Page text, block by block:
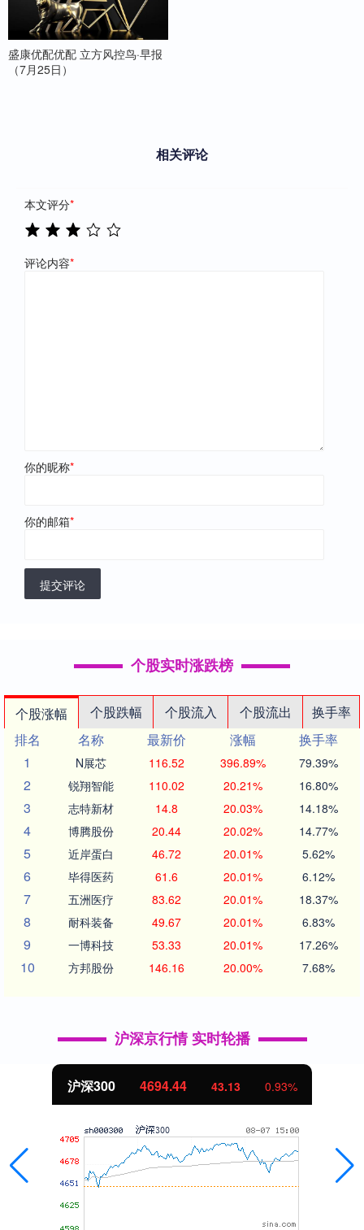
盛康优配优配 立方风控鸟·早报
（7月25日）
相关评论
本文评分*
评论内容*
你的昵称*
你的邮箱*
提交评论
个股实时涨跌榜
个股涨幅 个股跌幅 个股流入 个股流出
换手率
排名
名称 最新价 涨幅
换手率
1
N展芯 116.52 396.89% 79.39%
2 锐翔智能 110.02 20.21% 16.80%
3 志特新材 14.8 20.03% 14.18%
4 博腾股份 20.44 20.02% 14.77%
5 近岸蛋白 46.72 20.01% 5.62%
6 毕得医药 61.6 20.01% 6.12%
7 五洲医疗 83.62 20.01% 18.37%
8 耐科装备 49.67 20.01% 6.83%
9 一博科技 53.33 20.01% 17.26%
10 方邦股份 146.16 20.00% 7.68%
沪深京行情 实时轮播
沪深300 4694.44 43.13 0.93%